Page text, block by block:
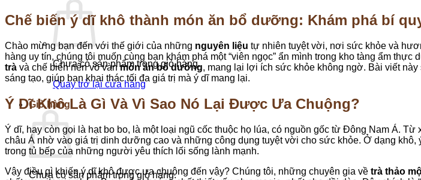
Chưa có sản phẩm trong giỏ hàng.
Quay trở lại cửa hàng
Giỏ hàng
Chưa có sản phẩm trong giỏ hàng.
Chế biến ý dĩ khô thành món ăn bổ dưỡng: Khám phá bí
Chào mừng bạn đến với thế giới của những nguyên liệu tự nhiên tuyệt vời, nơi sức khỏe và
hàng uy tín, chúng tôi muốn cùng bạn khám phá một “viên ngọc” ẩn mình trong kho tàng ẩm thực
trà và chế biến nên vô vànmón ăn bổ dưỡng, mang lại lợi ích sức khỏe không ngờ. Bài viết
sáng tạo, giúp bạn khai thác tối đa giá trị mà ý dĩ mang lại.
Ý Dĩ Khô Là Gì Và Vì Sao Nó Lại Được Ưa Chuộng?
Ý dĩ, hay còn gọi là hạt bo bo, là một loại ngũ cốc thuộc họ lúa, có nguồn gốc từ Đông Nam Á.
châu Á nhờ vào giá trị dinh dưỡng cao và những công dụng tuyệt vời cho sức khỏe. Ở dạng
trong tủ bếp của những người yêu thích lối sống lành mạnh.
Vậy điều gì khiến ý dĩ khô được ưa chuộng đến vậy? Chúng tôi, những chuyên gia về trà thảo